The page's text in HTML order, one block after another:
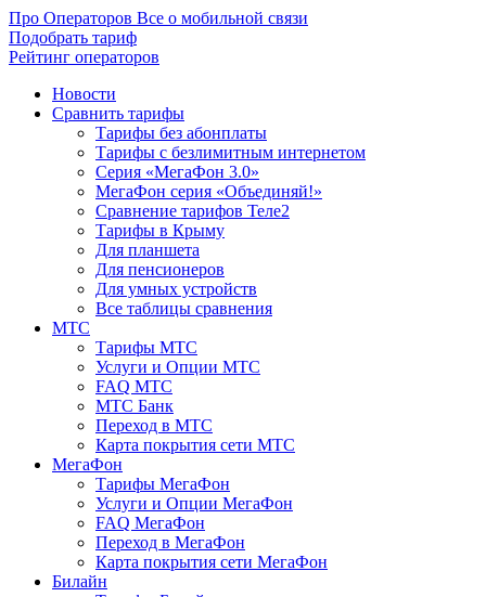
Про Операторов Все о мобильной связи
Подобрать тариф
Рейтинг операторов
Новости
Сравнить тарифы
Тарифы без абонплаты
Тарифы с безлимитным интернетом
Серия «МегаФон 3.0»
МегаФон серия «Объединяй!»
Сравнение тарифов Теле2
Тарифы в Крыму
Для планшета
Для пенсионеров
Для умных устройств
Все таблицы сравнения
МТС
Тарифы МТС
Услуги и Опции МТС
FAQ МТС
МТС Банк
Переход в МТС
Карта покрытия сети МТС
МегаФон
Тарифы МегаФон
Услуги и Опции МегаФон
FAQ МегаФон
Переход в МегаФон
Карта покрытия сети МегаФон
Билайн